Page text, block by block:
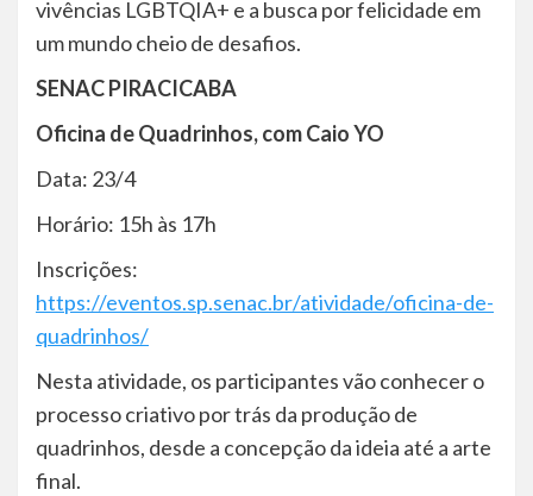
vivências LGBTQIA+ e a busca por felicidade em
um mundo cheio de desafios.
SENAC PIRACICABA
Oficina de Quadrinhos, com Caio YO
Data: 23/4
Horário: 15h às 17h
Inscrições:
https://eventos.sp.senac.br/atividade/oficina-de-
quadrinhos/
Nesta atividade, os participantes vão conhecer o
processo criativo por trás da produção de
quadrinhos, desde a concepção da ideia até a arte
final.